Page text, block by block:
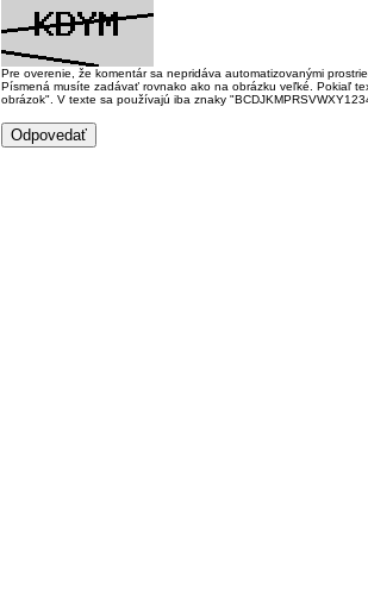
Pre overenie, že komentár sa nepridáva automatizovanými
Písmená musíte zadávať rovnako ako na obrázku veľké. Pokiaľ
obrázok". V texte sa používajú iba znaky